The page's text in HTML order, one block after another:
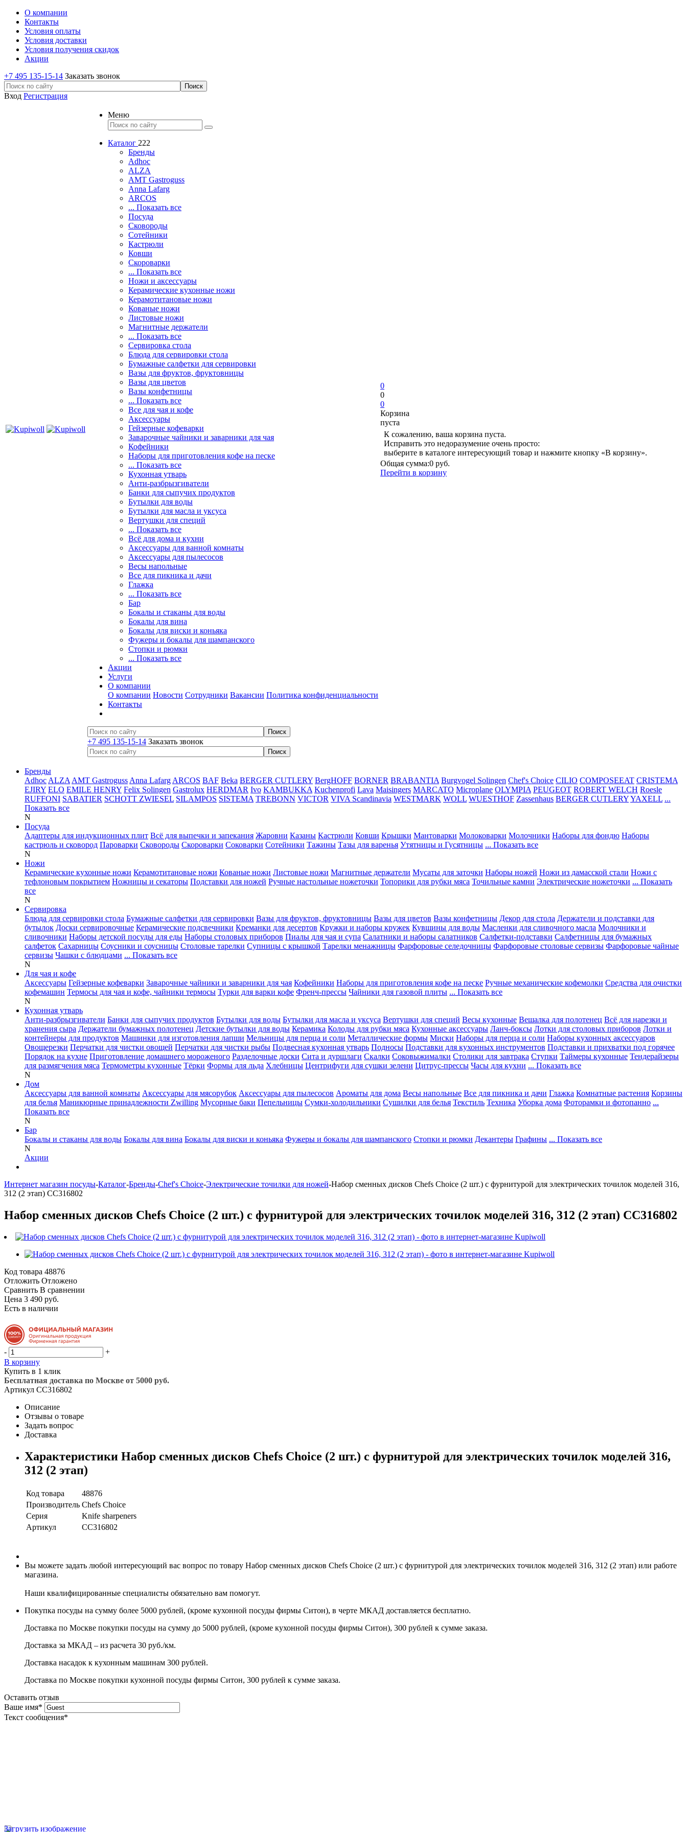
О компании
Контакты
Условия оплаты
Условия доставки
Условия получения скидок
Акции
+7 495 135-15-14 Заказать звонок
Вход Регистрация
Меню
Каталог 222
Бренды
Adhoc
ALZA
AMT Gastroguss
Anna Lafarg
ARCOS
... Показать все
Посуда
Сковороды
Сотейники
Кастрюли
Ковши
Скороварки
... Показать все
Ножи и аксессуары
Керамические кухонные ножи
Керамотитановые ножи
Кованые ножи
Листовые ножи
Магнитные держатели
... Показать все
Сервировка стола
Блюда для сервировки стола
Бумажные салфетки для сервировки
Вазы для фруктов, фруктовницы
Вазы для цветов
Вазы конфетницы
... Показать все
Все для чая и кофе
Аксессуары
Гейзерные кофеварки
Заварочные чайники и заварники для чая
Кофейники
Наборы для приготовления кофе на песке
... Показать все
Кухонная утварь
Анти-разбрызгиватели
Банки для сыпучих продуктов
Бутылки для воды
Бутылки для масла и уксуса
Вертушки для специй
... Показать все
Всё для дома и кухни
Аксессуары для ванной комнаты
Аксессуары для пылесосов
Весы напольные
Все для пикника и дачи
Глажка
... Показать все
Бар
Бокалы и стаканы для воды
Бокалы для вина
Бокалы для виски и коньяка
Фужеры и бокалы для шампанского
Стопки и рюмки
... Показать все
Акции
Услуги
О компании
О компании Новости Сотрудники Вакансии Политика конфиденциальности
Контакты
+7 495 135-15-14 Заказать звонок
0
0
0
Корзина
пуста
К сожалению, ваша корзина пуста.
Исправить это недоразумение очень просто:
выберите в каталоге интересующий товар и нажмите кнопку «В корзину».
Общая сумма:0 руб.
Перейти в корзину
Бренды
Adhoc ALZA AMT Gastroguss Anna Lafarg ARCOS BAF Beka BERGER CUTLERY BergHOFF BORNER BRABANTIA Burgvogel Solingen Chef's Choice CILIO COMPOSEEAT CRISTEMA
EJIRY ELO EMILE HENRY Felix Solingen Gastrolux HERDMAR Ivo KAMBUKKA Kuchenprofi Lava Maisingers MARCATO Microplane OLYMPIA PEUGEOT ROBERT WELCH Roesle
RUFFONI SABATIER SCHOTT ZWIESEL SILAMPOS SISTEMA TREBONN VICTOR VIVA Scandinavia WESTMARK WOLL WUESTHOF Zassenhaus BERGER CUTLERYYAXELL ...
Показать все
N
Посуда
Адаптеры для индукционных плит Всё для выпечки и запекания Жаровни Казаны Кастрюли Ковши Крышки Мантоварки Молоковарки Молочники Наборы для фондю Наборы
кастрюль и сковород Пароварки Сковороды Скороварки Соковарки Сотейники Тажины Тазы для варенья Утятницы и Гусятницы ... Показать все
N
Ножи
Керамические кухонные ножи Керамотитановые ножи Кованые ножи Листовые ножи Магнитные держатели Мусаты для заточки Наборы ножей Ножи из дамасской стали Ножи с
тефлоновым покрытием Ножницы и секаторы Подставки для ножей Ручные настольные ножеточки Топорики для рубки мяса Точильные камни Электрические ножеточки ... Показать
все
N
Сервировка
Блюда для сервировки стола Бумажные салфетки для сервировки Вазы для фруктов, фруктовницы Вазы для цветов Вазы конфетницы Декор для стола Держатели и подставки для
бутылок Доски сервировочные Керамические подсвечники Креманки для десертов Кружки и наборы кружек Кувшины для воды Масленки для сливочного масла Молочники и
сливочники Наборы детской посуды для еды Наборы столовых приборов Пиалы для чая и супа Салатники и наборы салатников Салфетки-подставки Салфетницы для бумажных
салфеток Сахарницы Соусники и соусницы Столовые тарелки Супницы с крышкой Тарелки менажницы Фарфоровые селедочницы Фарфоровые столовые сервизы Фарфоровые чайные
сервизы Чашки с блюдцами ... Показать все
N
Для чая и кофе
Аксессуары Гейзерные кофеварки Заварочные чайники и заварники для чая Кофейники Наборы для приготовления кофе на песке Ручные механические кофемолки Средства для очистки
кофемашин Термосы для чая и кофе, чайники термосы Турки для варки кофе Френч-прессы Чайники для газовой плиты ... Показать все
N
Кухонная утварь
Анти-разбрызгиватели Банки для сыпучих продуктов Бутылки для воды Бутылки для масла и уксуса Вертушки для специй Весы кухонные Вешалка для полотенец Всё для нарезки и
хранения сыра Держатели бумажных полотенец Детские бутылки для воды Керамика Колоды для рубки мяса Кухонные аксессуары Ланч-боксы Лотки для столовых приборов Лотки и
контейнеры для продуктов Машинки для изготовления лапши Мельницы для перца и соли Металлические формы Миски Наборы для перца и соли Наборы кухонных аксессуаров
Овощерезки Перчатки для чистки овощей Перчатки для чистки рыбы Подвесная кухонная утварь Подносы Подставки для кухонных инструментов Подставки и прихватки под горячее
Порядок на кухне Приготовление домашнего мороженого Разделочные доски Сита и дуршлаги Скалки Соковыжималки Столики для завтрака Ступки Таймеры кухонные Тендерайзеры
для размягчения мяса Термометры кухонные Тёрки Формы для льда Хлебницы Центрифуги для сушки зелени Цитрус-прессы Часы для кухни ... Показать все
N
Дом
Аксессуары для ванной комнаты Аксессуары для мясорубок Аксессуары для пылесосов Ароматы для дома Весы напольные Все для пикника и дачи Глажка Комнатные растения Корзины
для белья Маникюрные принадлежности Zwilling Мусорные баки Пепельницы Сумки-холодильники Сушилки для белья Текстиль Техника Уборка дома Фоторамки и фотопанно ...
Показать все
N
Бар
Бокалы и стаканы для воды Бокалы для вина Бокалы для виски и коньяка Фужеры и бокалы для шампанского Стопки и рюмки Декантеры Графины ... Показать все
N
Акции
Интернет магазин посуды-Каталог-Бренды-Chef's Choice-Электрические точилки для ножей-Набор сменных дисков Chefs Choice (2 шт.) с фурнитурой для электрических точилок моделей 316,
312 (2 этап) CC316802
Набор сменных дисков Chefs Choice (2 шт.) с фурнитурой для электрических точилок моделей 316, 312 (2 этап) CC316802
Код товара 48876
Отложить Отложено
Сравнить В сравнении
Цена 3 490 руб.
Есть в наличии
-
+
В корзину
Купить в 1 клик
Бесплатная доставка по Москве от 5000 руб.
Артикул CC316802
Описание
Отзывы о товаре
Задать вопрос
Доставка
Характеристики Набор сменных дисков Chefs Choice (2 шт.) с фурнитурой для электрических точилок моделей 316,
312 (2 этап)
Код товара
48876
Производитель Chefs Choice
Серия
Knife sharpeners
Артикул
CC316802
Вы можете задать любой интересующий вас вопрос по товару Набор сменных дисков Chefs Choice (2 шт.) с фурнитурой для электрических точилок моделей 316, 312 (2 этап) или работе
магазина.
Наши квалифицированные специалисты обязательно вам помогут.
Покупка посуды на сумму более 5000 рублей, (кроме кухонной посуды фирмы Ситон), в черте МКАД доставляется бесплатно.
Доставка по Москве покупки посуды на сумму до 5000 рублей, (кроме кухонной посуды фирмы Ситон), 300 рублей к сумме заказа.
Доставка за МКАД – из расчета 30 руб./км.
Доставка насадок к кухонным машинам 300 рублей.
Доставка по Москве покупки кухонной посуды фирмы Ситон, 300 рублей к сумме заказа.
Оставить отзыв
Ваше имя*
Текст сообщения*
Загрузить изображение